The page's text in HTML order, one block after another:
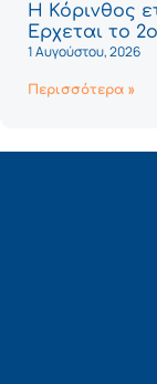
Η Κόρινθος
Έρχεται το
1 Αυγούστου, 2026
Περισσότερα »